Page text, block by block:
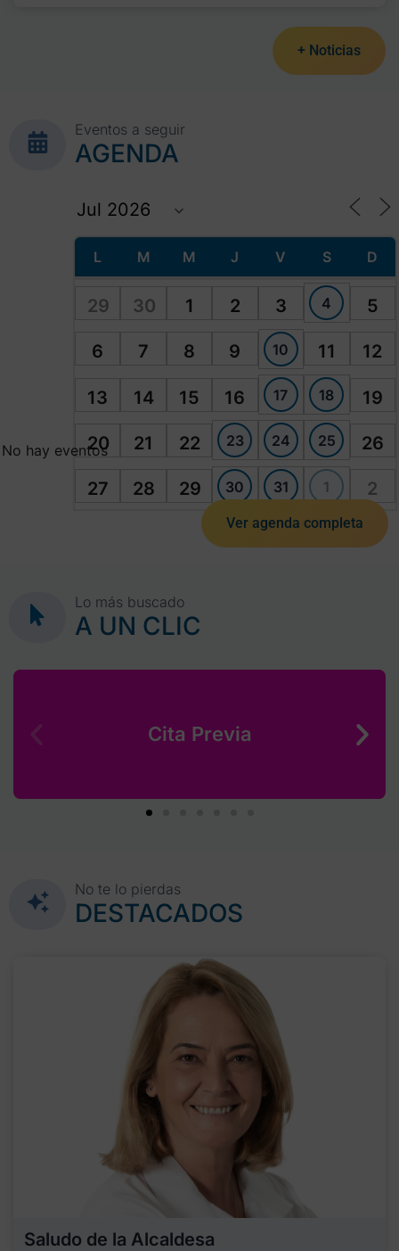
+ Noticias
Eventos a seguir
AGENDA
L M M J V S D
29 30 1 2 3 4 5
6 7 8 9 10 11 12
13 14 15 16 17 18 19
20 21 22 23 24 25 26
27 28 29 30 31 1 2
No hay eventos
Ver agenda completa
Lo más buscado
A UN CLIC
Cita Previa
No te lo pierdas
DESTACADOS
Saludo de la Alcaldesa